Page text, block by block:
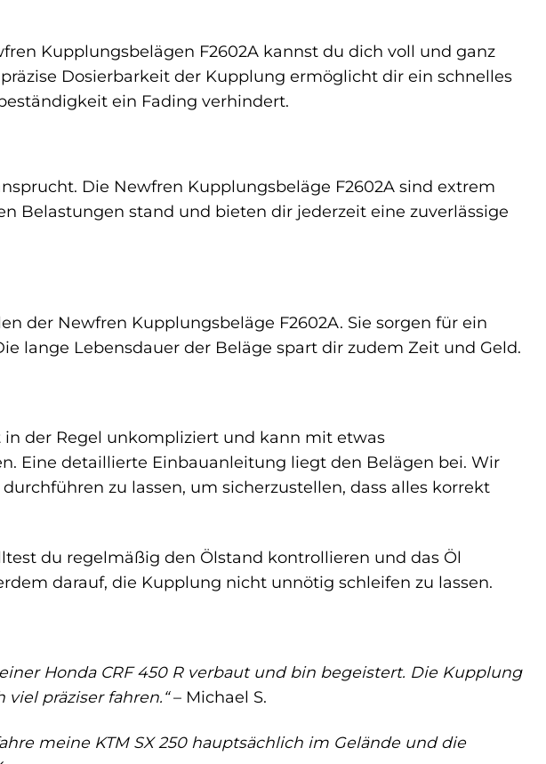
Kupplungsbelägen F2602A kannst du dich voll und ganz
Dosierbarkeit der Kupplung ermöglicht dir ein schnelles
ein Fading verhindert.
Die Newfren Kupplungsbeläge F2602A sind extrem
Belastungen stand und bieten dir jederzeit eine zuverlässige
der Newfren Kupplungsbeläge F2602A. Sie sorgen für ein
lange Lebensdauer der Beläge spart dir zudem Zeit und Geld.
der Regel unkompliziert und kann mit etwas
Eine detaillierte Einbauanleitung liegt den Belägen bei. Wir
zu lassen, um sicherzustellen, dass alles korrekt
du regelmäßig den Ölstand kontrollieren und das Öl
darauf, die Kupplung nicht unnötig schleifen zu lassen.
Honda CRF 450 R verbaut und bin begeistert. Die Kupplung
präziser fahren.“– Michael S.
meine KTM SX 250 hauptsächlich im Gelände und die